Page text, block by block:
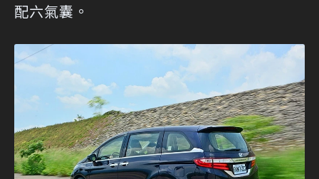
配六氣囊。